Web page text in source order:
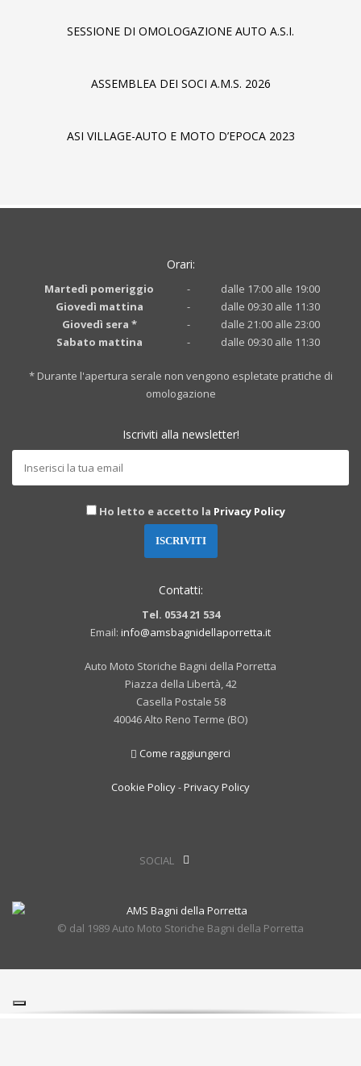
SESSIONE DI OMOLOGAZIONE AUTO A.S.I.
ASSEMBLEA DEI SOCI A.M.S. 2026
ASI VILLAGE-AUTO E MOTO D’EPOCA 2023
Orari:
Martedì pomeriggio -
dalle 17:00 alle 19:00
Giovedì mattina
-
dalle 09:30 alle 11:30
Giovedì sera *
-
dalle 21:00 alle 23:00
Sabato mattina
- dalle 09:30 alle 11:30
* Durante l'apertura serale non vengono espletate pratiche di
omologazione
Iscriviti alla newsletter!
Ho letto e accetto la Privacy Policy
Contatti:
Tel. 0534 21 534
Email: info@amsbagnidellaporretta.it
Auto Moto Storiche Bagni della Porretta
Piazza della Libertà, 42
Casella Postale 58
40046 Alto Reno Terme (BO)
Come raggiungerci
Cookie Policy-Privacy Policy
SOCIAL
© dal 1989 Auto Moto Storiche Bagni della Porretta